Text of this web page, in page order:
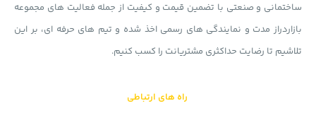
ساختمانی و صنعتی با تضمین قیمت و کیفیت از جمله فعالیت های مجموعه
بازاردراز مدت و نمایندگی های رسمی اخذ شده و تیم های حرفه ای، بر این
تلاشیم تا رضایت حداکثری مشتریانت را کسب کنیم.
راه های ارتباطی